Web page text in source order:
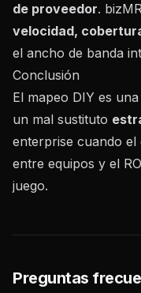
de proveedor.
velocidad,
el ancho de banda
Conclusión
El mapeo DIY es
un mal sustituto
enterprise cuando
entre equipos y el
juego.
Preguntas